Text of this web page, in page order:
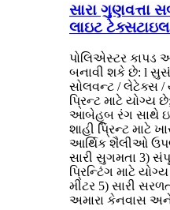
સારા ગુણવત્તા
લાઇટ
પોલિએસ્ટર કાપડ
બનાવી શકે છે: l
સોલવન્ટ / લેટેક્સ /
પ્રિન્ટ માટે યોગ્ય
આબેહૂબ રંગ સાથે
શાહી પ્રિન્ટ માટે
આર્થિક શૈલીઓ
સારી સુગમતા 3)
પ્રિન્ટિંગ માટે
મીટર 5) સારી
અમારા કેનવાસ અને